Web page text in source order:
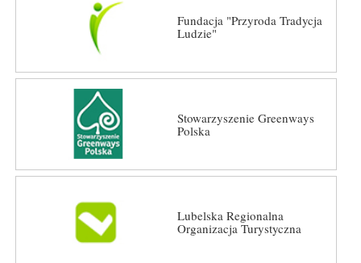
Fundacja "Przyroda Tradycja
Ludzie"
Stowarzyszenie Greenways
Polska
Lubelska Regionalna
Organizacja Turystyczna